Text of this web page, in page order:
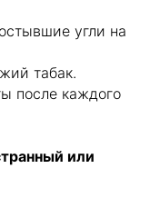
угли на
табак.
после каждого
или